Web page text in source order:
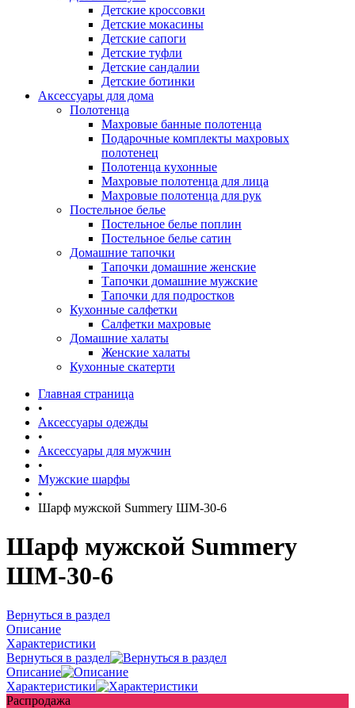
Детские кроссовки
Детские мокасины
Детские сапоги
Детские туфли
Детские сандалии
Детские ботинки
Аксессуары для дома
Полотенца
Махровые банные полотенца
Подарочные комплекты махровых
полотенец
Полотенца кухонные
Махровые полотенца для лица
Махровые полотенца для рук
Постельное белье
Постельное белье поплин
Постельное белье сатин
Домашние тапочки
Тапочки домашние женские
Тапочки домашние мужские
Тапочки для подростков
Кухонные салфетки
Салфетки махровые
Домашние халаты
Женские халаты
Кухонные скатерти
Главная страница
•
Аксессуары одежды
•
Аксессуары для мужчин
•
Мужские шарфы
•
Шарф мужской Summery ШМ-30-6
Шарф мужской Summery
ШМ-30-6
Вернуться в раздел
Описание
Характеристики
Вернуться в раздел
Описание
Характеристики
Распродажа